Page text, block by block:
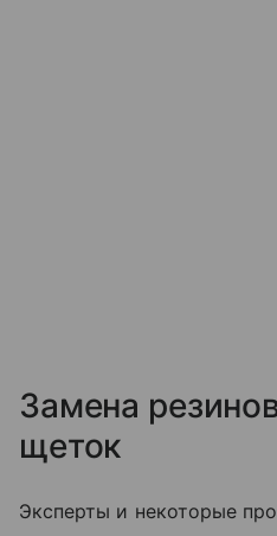
Замена
щеток
Эксперты и некоторые